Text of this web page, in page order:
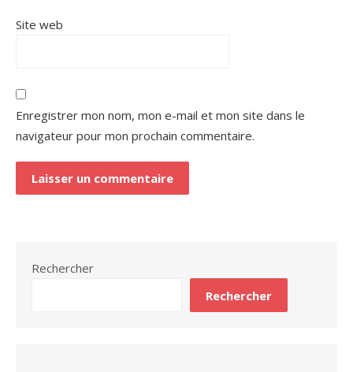
Site web
Enregistrer mon nom, mon e-mail et mon site dans le
navigateur pour mon prochain commentaire.
Rechercher
Rechercher